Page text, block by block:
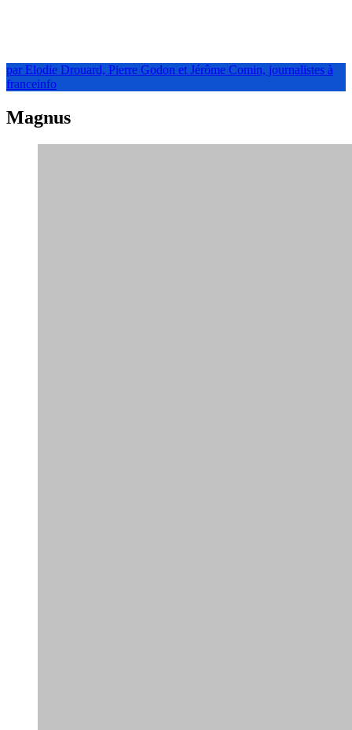
par Elodie Drouard, Pierre Godon et Jérôme Comin, journalistes à
franceinfo
Magnus